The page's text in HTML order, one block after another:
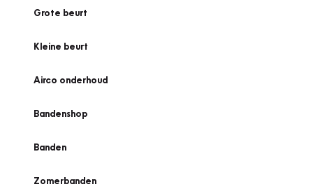
Grote beurt
Kleine beurt
Airco onderhoud
Bandenshop
Banden
Zomerbanden